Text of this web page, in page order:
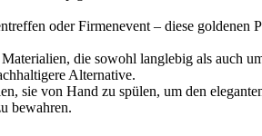
oder Firmenevent – diese goldenen
die sowohl langlebig als auch
Alternative.
sie von Hand zu spülen, um den
bewahren.